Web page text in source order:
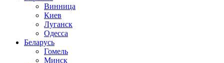
Винница
Киев
Луганск
Одесса
Беларусь
Гомель
Минск